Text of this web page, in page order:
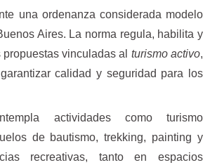
una ordenanza considerada modelo
Aires. La norma regula, habilita y
vinculadas al turismo activo,
calidad y seguridad para los
actividades como turismo
de bautismo, trekking, painting y
recreativas, tanto en espacios